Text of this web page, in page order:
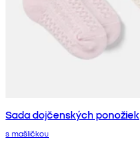
Sada dojčenských ponožiek
s mašličkou